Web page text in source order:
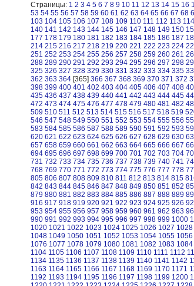
Страницы: 1 2 3 4 5 6 7 8 9 10 11 12 13 14 15 16
53 54 55 56 57 58 59 60 61 62 63 64 65 66 67 68
103 104 105 106 107 108 109 110 111 112 113 114
140 141 142 143 144 145 146 147 148 149 150
177 178 179 180 181 182 183 184 185 186 187
214 215 216 217 218 219 220 221 222 223 224
251 252 253 254 255 256 257 258 259 260 261
288 289 290 291 292 293 294 295 296 297 298
325 326 327 328 329 330 331 332 333 334 335
362 363 364 [365] 366 367 368 369 370 371 372
398 399 400 401 402 403 404 405 406 407 408
435 436 437 438 439 440 441 442 443 444 445
472 473 474 475 476 477 478 479 480 481 482
509 510 511 512 513 514 515 516 517 518 519
546 547 548 549 550 551 552 553 554 555 556
583 584 585 586 587 588 589 590 591 592 593
620 621 622 623 624 625 626 627 628 629 630
657 658 659 660 661 662 663 664 665 666 667
694 695 696 697 698 699 700 701 702 703 704
731 732 733 734 735 736 737 738 739 740 741
768 769 770 771 772 773 774 775 776 777 778
805 806 807 808 809 810 811 812 813 814 815
842 843 844 845 846 847 848 849 850 851 852
879 880 881 882 883 884 885 886 887 888 889
916 917 918 919 920 921 922 923 924 925 926
953 954 955 956 957 958 959 960 961 962 963
990 991 992 993 994 995 996 997 998 999 1000
1020 1021 1022 1023 1024 1025 1026 1027 1028
1048 1049 1050 1051 1052 1053 1054 1055 1056
1076 1077 1078 1079 1080 1081 1082 1083 1084
1104 1105 1106 1107 1108 1109 1110 1111 1112
1134 1135 1136 1137 1138 1139 1140 1141 1142
1163 1164 1165 1166 1167 1168 1169 1170 1171
1192 1193 1194 1195 1196 1197 1198 1199 1200